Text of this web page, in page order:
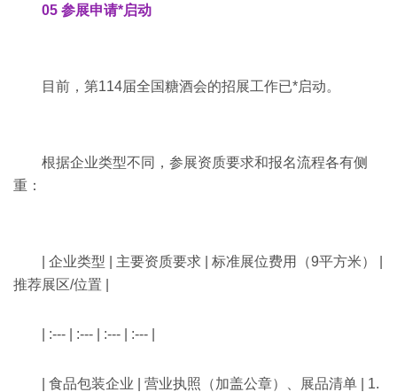
05 参展申请*启动
目前，第114届全国糖酒会的招展工作已*启动。
根据企业类型不同，参展资质要求和报名流程各有侧
重：
| 企业类型 | 主要资质要求 | 标准展位费用（9平方米） |
推荐展区/位置 |
| :--- | :--- | :--- | :--- |
| 食品包装企业 | 营业执照（加盖公章）、展品清单 | 1.